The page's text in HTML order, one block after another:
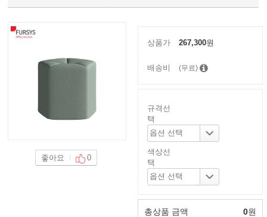
좋아요 0
상품가 267,300원
배송비 (무료)
규격선
택
색상선
택
총상품 금액 0원